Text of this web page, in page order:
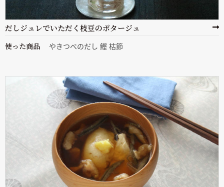
だしジュレでいただく枝豆のポタージュ
使った商品 やきつべのだし 鰹 枯節